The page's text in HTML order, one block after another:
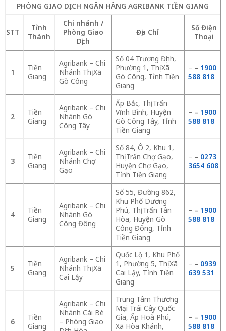
PHÒNG GIAO DỊCH NGÂN HÀNG AGRIBANK TIỀN GIANG
STT
Tỉnh
Thành
Chi nhánh /
Phòng Giao
Dịch
Địa Chỉ
Số Điện
Thoại
1
Tiền
Giang
Agribank – Chi
Nhánh Thị Xã
Gò Công
Số 04 Trương Định,
Phường 1, Thị Xã
Gò Công, Tỉnh Tiền
Giang
– – 1900
588 818
2
Tiền
Giang
Agribank – Chi
Nhánh Gò
Công Tây
Ấp Bắc, Thị Trấn
Vĩnh Bình, Huyện
Gò Công Tây, Tỉnh
Tiền Giang
– – 1900
588 818
3
Tiền
Giang
Agribank – Chi
Nhánh Chợ
Gạo
Số 84, Ô 2, Khu 1,
Thị Trấn Chợ Gạo,
Huyện Chợ Gạo,
Tỉnh Tiền Giang
– – 0273
3654 608
4
Tiền
Giang
Agribank – Chi
Nhánh Gò
Công Đông
Số 55, Đường 862,
Khu Phố Dương
Phú, Thị Trấn Tân
Hòa, Huyện Gò
Công Đông, Tỉnh
Tiền Giang
– – 1900
588 818
5
Tiền
Giang
Agribank – Chi
Nhánh Thị Xã
Cai Lậy
Quốc Lộ 1, Khu Phố
1, Phường 5, Thị Xã
Cai Lậy, Tỉnh Tiền
Giang
– – 0939
639 531
6
Tiền
Giang
Agribank – Chi
Nhánh Cái Bè
– Phòng Giao
Trung Tâm Thương
Mại Trái Cây Quốc
Gia, Ấp Hoà Phú,
Xã Hòa Khánh,
– – 1900
588 818